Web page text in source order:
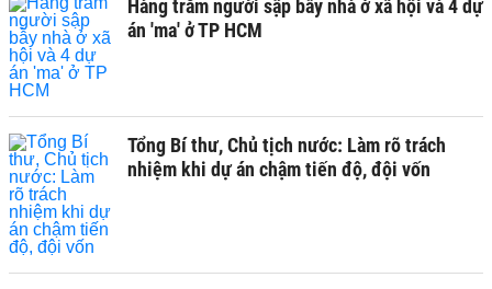
Hàng trăm người sập bẫy nhà ở xã hội và 4 dự
án 'ma' ở TP HCM
Tổng Bí thư, Chủ tịch nước: Làm rõ trách
nhiệm khi dự án chậm tiến độ, đội vốn